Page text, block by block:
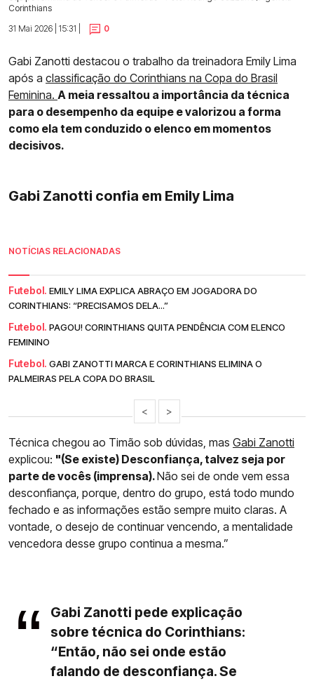
Corinthians
31 Mai 2026 | 15:31 |
0
Gabi Zanotti destacou o trabalho da treinadora Emily Lima
após a classificação do Corinthians na Copa do Brasil
Feminina. A meia ressaltou a importância da técnica
para o desempenho da equipe e valorizou a forma
como ela tem conduzido o elenco em momentos
decisivos.
Gabi Zanotti confia em Emily Lima
NOTÍCIAS RELACIONADAS
Futebol. EMILY LIMA EXPLICA ABRAÇO EM JOGADORA DO
CORINTHIANS: “PRECISAMOS DELA...”
Futebol. PAGOU! CORINTHIANS QUITA PENDÊNCIA COM ELENCO
FEMININO
Futebol. GABI ZANOTTI MARCA E CORINTHIANS ELIMINA O
PALMEIRAS PELA COPA DO BRASIL
< >
Técnica chegou ao Timão sob dúvidas, mas Gabi Zanotti
explicou: "(Se existe) Desconfiança, talvez seja por
parte de vocês (imprensa).Não sei de onde vem essa
desconfiança, porque, dentro do grupo, está todo mundo
fechado e as informações estão sempre muito claras. A
vontade, o desejo de continuar vencendo, a mentalidade
vencedora desse grupo continua a mesma.”
Gabi Zanotti pede explicação
sobre técnica do Corinthians:
“Então, não sei onde estão
falando de desconfiança. Se